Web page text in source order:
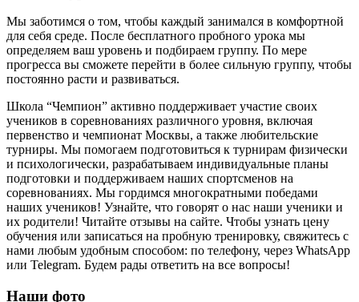
Мы заботимся о том, чтобы каждый занимался в комфортной
для себя среде. После бесплатного пробного урока мы
определяем ваш уровень и подбираем группу. По мере
прогресса вы сможете перейти в более сильную группу, чтобы
постоянно расти и развиваться.
Школа “Чемпион” активно поддерживает участие своих
учеников в соревнованиях различного уровня, включая
первенство и чемпионат Москвы, а также любительские
турниры. Мы помогаем подготовиться к турнирам физически
и психологически, разрабатываем индивидуальные планы
подготовки и поддерживаем наших спортсменов на
соревнованиях. Мы гордимся многократными победами
наших учеников! Узнайте, что говорят о нас наши ученики и
их родители! Читайте отзывы на сайте. Чтобы узнать цену
обучения или записаться на пробную тренировку, свяжитесь с
нами любым удобным способом: по телефону, через WhatsApp
или Telegram. Будем рады ответить на все вопросы!
Наши фото